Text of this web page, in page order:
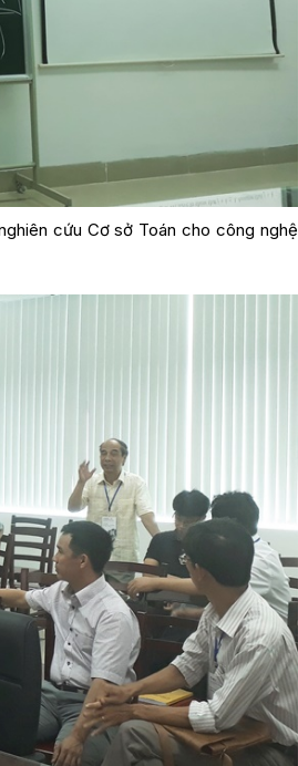
cứu Cơ sở Toán cho công nghệ